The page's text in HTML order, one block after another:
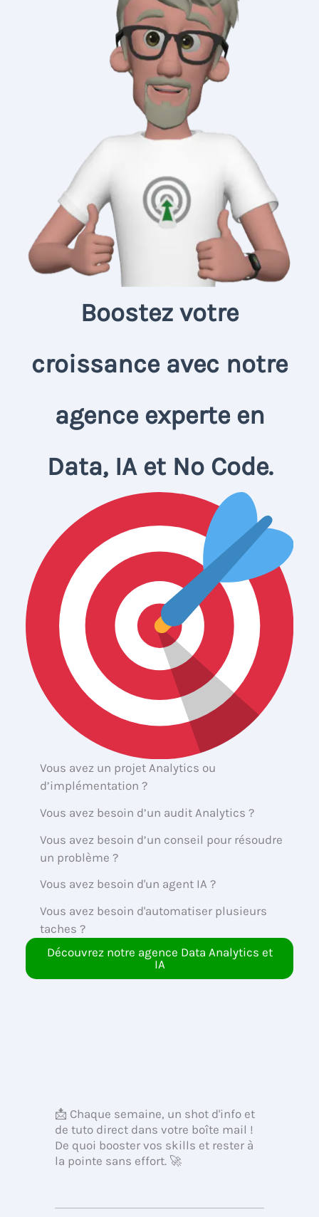
Boostez votre
croissance avec notre
agence experte en
Data, IA et No Code.
Vous avez un projet Analytics ou
d’implémentation ?
Vous avez besoin d’un audit Analytics ?
Vous avez besoin d’un conseil pour résoudre
un problème ?
Vous avez besoin d'un agent IA ?
Vous avez besoin d'automatiser plusieurs
taches ?
Découvrez notre agence Data Analytics et
IA
📩 Chaque semaine, un shot d'info et
de tuto direct dans votre boîte mail !
De quoi booster vos skills et rester à
la pointe sans effort. 🚀